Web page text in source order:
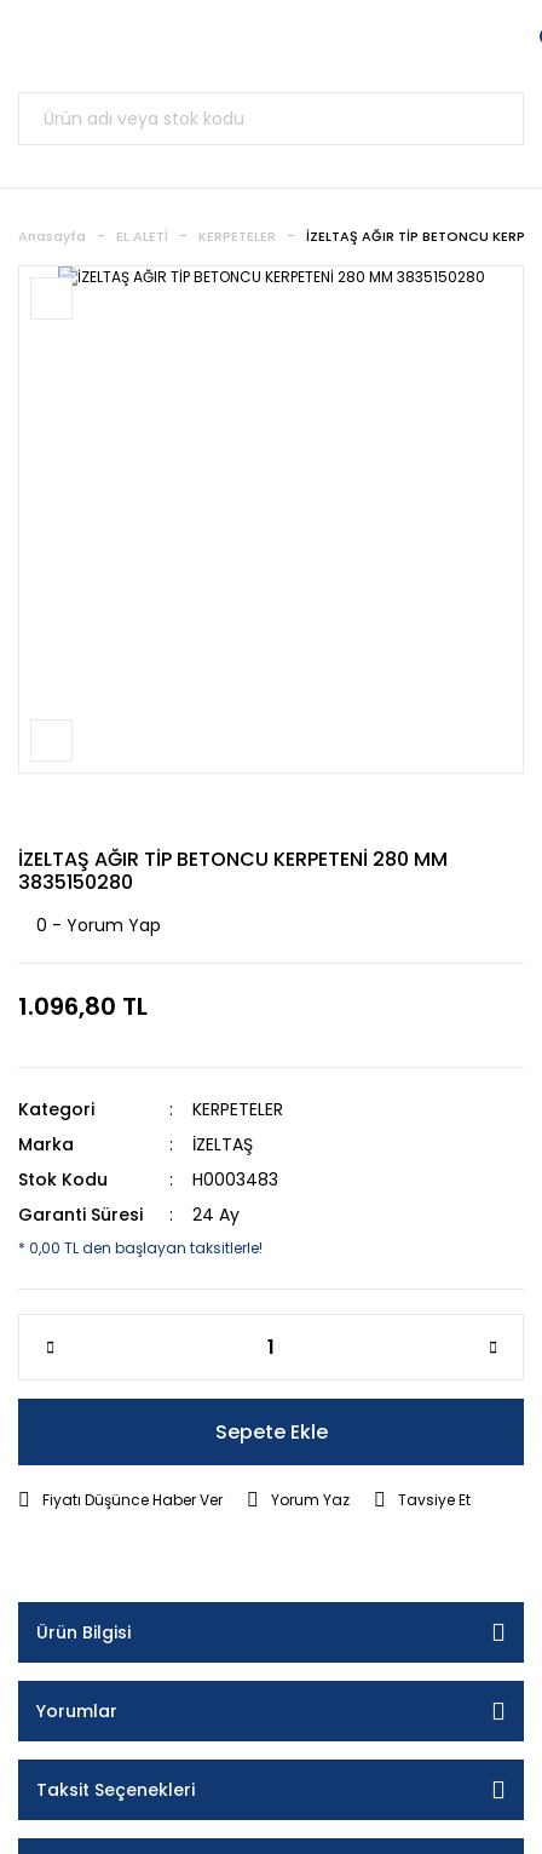
Anasayfa EL ALETİ KERPETELER İZELTAŞ AĞIR TİP BETONCU
İZELTAŞ AĞIR TİP BETONCU KERPETENİ 280 MM
3835150280
0 - Yorum Yap
1.096,80 TL
Kategori
KERPETELER
Marka
İZELTAŞ
Stok Kodu
H0003483
Garanti Süresi
24 Ay
* 0,00 TL den başlayan taksitlerle!
Sepete Ekle
Fiyatı Düşünce Haber Ver Yorum Yaz Tavsiye Et
Ürün Bilgisi
Yorumlar
Taksit Seçenekleri